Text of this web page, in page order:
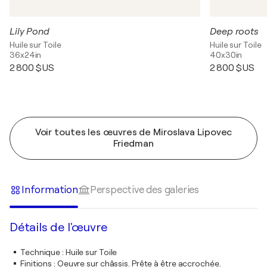
Lily Pond
Huile sur Toile
36x24in
2 800 $US
Deep roots
Huile sur Toile
40x30in
2 800 $US
Voir toutes les œuvres de Miroslava Lipovec
Friedman
Information Perspective des galeries
Détails de l'œuvre
Technique: Huile sur Toile
Finitions : Oeuvre sur châssis. Prête à être accrochée.